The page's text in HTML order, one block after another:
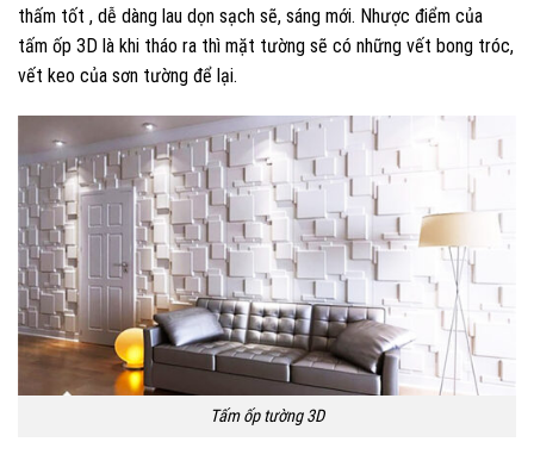
thấm tốt , dễ dàng lau dọn sạch sẽ, sáng mới. Nhược điểm của
tấm ốp 3D là khi tháo ra thì mặt tường sẽ có những vết bong tróc,
vết keo của sơn tường để lại.
Tấm ốp tường 3D